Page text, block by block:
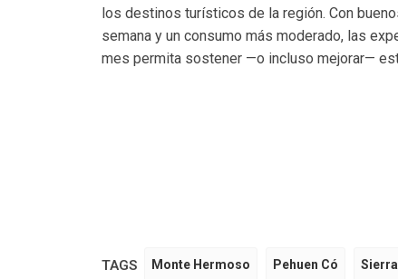
los destinos turísticos de la región. Con
semana y un consumo más moderado, las
mes permita sostener —o incluso mejorar—
TAGS Monte Hermoso Pehuen Có